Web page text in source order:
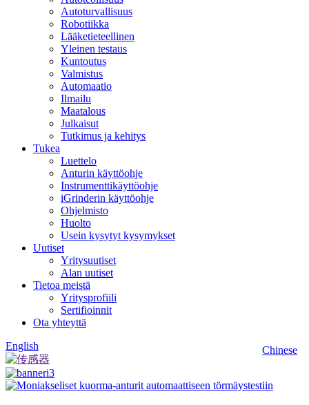
Autoturvallisuus
Robotiikka
Lääketieteellinen
Yleinen testaus
Kuntoutus
Valmistus
Automaatio
Ilmailu
Maatalous
Julkaisut
Tutkimus ja kehitys
Tukea
Luettelo
Anturin käyttöohje
Instrumenttikäyttöohje
iGrinderin käyttöohje
Ohjelmisto
Huolto
Usein kysytyt kysymykset
Uutiset
Yritysuutiset
Alan uutiset
Tietoa meistä
Yritysprofiili
Sertifioinnit
Ota yhteyttä
Chinese
English